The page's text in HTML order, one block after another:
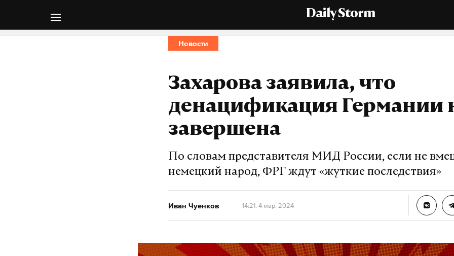
Daily Storm
Новости
Захарова заявила, что
денацификация Германии
завершена
По словам представителя МИД России, если не
немецкий народ, ФРГ ждут «жуткие последствия»
Иван Чуенков 14:21, 4 мар. 2024